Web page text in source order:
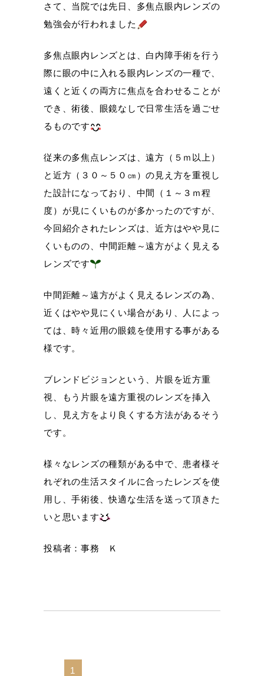
さて、当院では先日、多焦点眼内レンズの
勉強会が行われました
多焦点眼内レンズとは、白内障手術を行う
際に眼の中に入れる眼内レンズの一種で、
遠くと近くの両方に焦点を合わせることが
でき、術後、眼鏡なしで日常生活を過ごせ
るものです
従来の多焦点レンズは、遠方（５ｍ以上）
と近方（３０～５０㎝）の見え方を重視し
た設計になっており、中間（１～３ｍ程
度）が見にくいものが多かったのですが、
今回紹介されたレンズは、近方はやや見に
くいものの、中間距離～遠方がよく見える
レンズです
中間距離～遠方がよく見えるレンズの為、
近くはやや見にくい場合があり、人によっ
ては、時々近用の眼鏡を使用する事がある
様です。
ブレンドビジョンという、片眼を近方重
視、もう片眼を遠方重視のレンズを挿入
し、見え方をより良くする方法があるそう
です。
様々なレンズの種類がある中で、患者様そ
れぞれの生活スタイルに合ったレンズを使
用し、手術後、快適な生活を送って頂きた
いと思います
投稿者：事務 Ｋ
1